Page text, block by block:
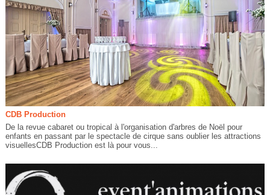
CDB Production
De la revue cabaret ou tropical à l'organisation d'arbres de Noël pour
enfants en passant par le spectacle de cirque sans oublier les attractions
visuellesCDB Production est là pour vous...